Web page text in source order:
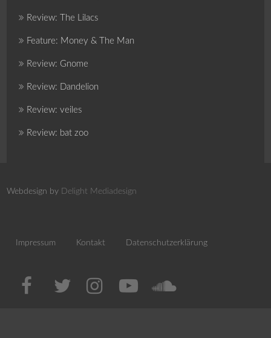
Review: The Lilacs
Feature: Money & The Man
Review: Gnome
Review: Dandelion
Review: veiles
Review: bat zoo
Webdesign by Delight Mediadesign
Impressum Kontakt Datenschutzerklärung